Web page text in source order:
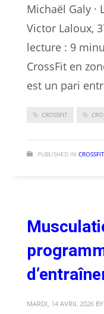
Michaël Galy ·
Victor Laloux,
lecture : 9
CrossFit en
est un pari
CROSSFIT
PUBLISHED IN
MARDI, 14 AVRIL 2026 BY